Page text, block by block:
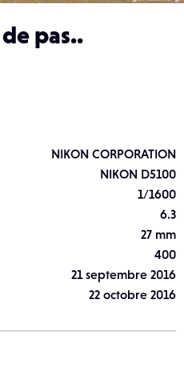
pas..
NIKON CORPORATION
NIKON D5100
1/1600
6.3
27 mm
400
21 septembre 2016
22 octobre 2016